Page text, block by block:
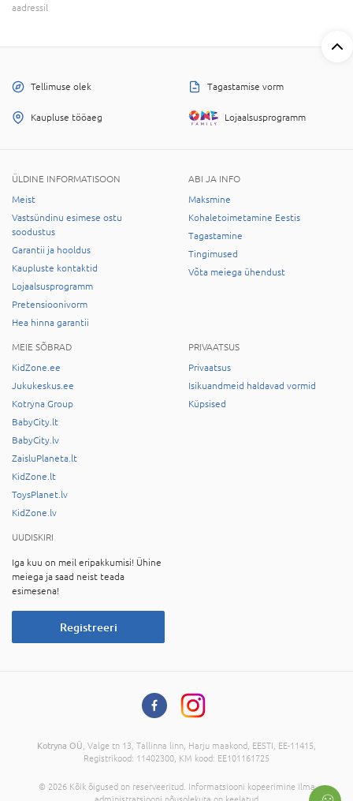
aadressil
Tellimuse olek Tagastamise vorm
Kaupluse tööaeg Lojaalsusprogramm
ÜLDINE INFORMATISOON
Meist
Vastsündinu esimese ostu
soodustus
Garantii ja hooldus
Kaupluste kontaktid
Lojaalsusprogramm
Pretensioonivorm
Hea hinna garantii
ABI JA INFO
Maksmine
Kohaletoimetamine Eestis
Tagastamine
Tingimused
Võta meiega ühendust
MEIE SÕBRAD
KidZone.ee
Jukukeskus.ee
Kotryna Group
BabyCity.lt
BabyCity.lv
ZaisluPlaneta.lt
KidZone.lt
ToysPlanet.lv
KidZone.lv
PRIVAATSUS
Privaatsus
Isikuandmeid haldavad vormid
Küpsised
UUDISKIRI
Iga kuu on meil eripakkumisi! Ühine
meiega ja saad neist teada
esimesena!
Registreeri
Kotryna OÜ , Valge tn 13, Tallinna linn, Harju maakond, EESTI, EE-11415,
Registrikood: 11402300, KM kood: EE101161725
© 2026 Kõik õigused on reserveeritud. Informatsiooni kopeerimine ilma
administratsiooni nõusolekuta on keelatud